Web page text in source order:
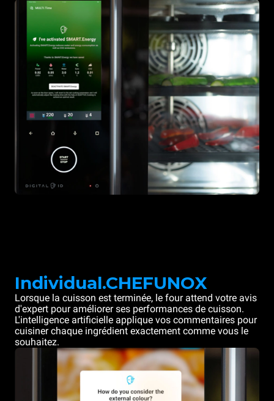
Individual.CHEFUNOX
Lorsque la cuisson est terminée, le four attend votre avis
d'expert pour améliorer ses performances de cuisson.
L'intelligence artificielle applique vos commentaires pour
cuisiner chaque ingrédient exactement comme vous le
souhaitez.